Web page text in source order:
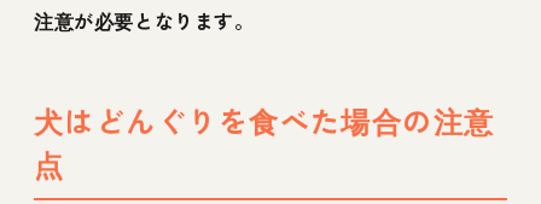
注意が必要となります。
犬はどんぐりを食べた場合の注意
点